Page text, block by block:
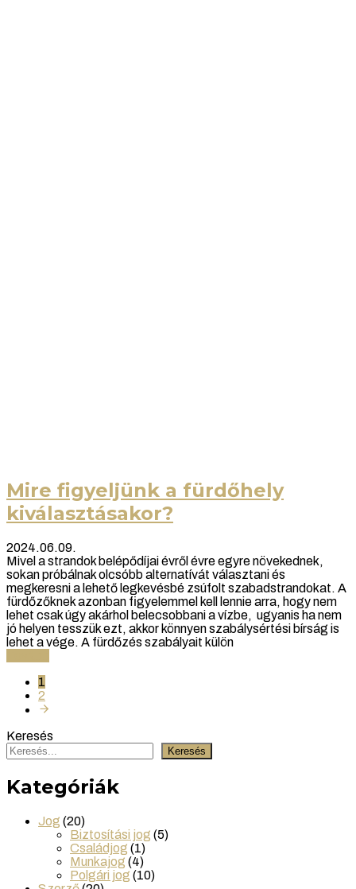
Mire figyeljünk a fürdőhely
kiválasztásakor?
2024.06.09.
Mivel a strandok belépődíjai évről évre egyre növekednek,
sokan próbálnak olcsóbb alternatívát választani és
megkeresni a lehető legkevésbé zsúfolt szabadstrandokat. A
fürdőzőknek azonban figyelemmel kell lennie arra, hogy nem
lehet csak úgy akárhol belecsobbani a vízbe, ugyanis ha nem
jó helyen tesszük ezt, akkor könnyen szabálysértési bírság is
lehet a vége. A fürdőzés szabályait külön
1
2
Keresés
Keresés
Kategóriák
Jog (20)
Biztosítási jog (5)
Családjog (1)
Munkajog (4)
Polgári jog (10)